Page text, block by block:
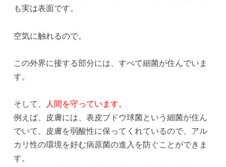
も実は表面です。
空気に触れるので。
この外界に接する部分には、すべて細菌が住んでいま
す。
そして、
人間を守っています。
例えば、皮膚には、表皮ブドウ球菌という細菌が住ん
でいて、皮膚を弱酸性に保ってくれているので、アル
カリ性の環境を好む病原菌の進入を防ぐことができま
す。